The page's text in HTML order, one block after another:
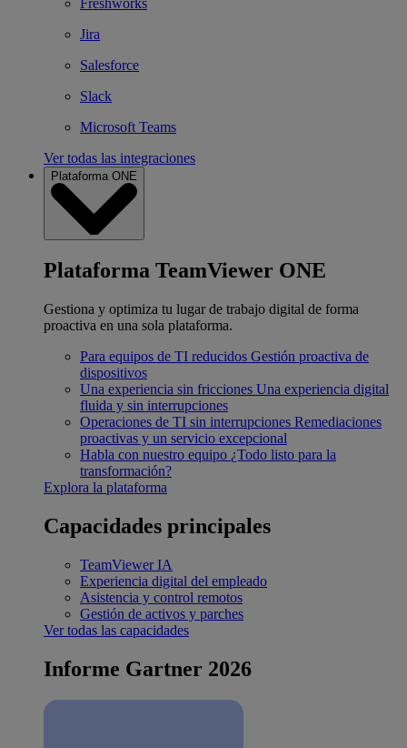
Freshworks
Jira
Salesforce
Slack
Microsoft Teams
Ver todas las integraciones
Plataforma ONE
Plataforma TeamViewer ONE
Gestiona y optimiza tu lugar de trabajo digital de forma
proactiva en una sola plataforma.
Para equipos de TI reducidos Gestión proactiva de
dispositivos
Una experiencia sin fricciones Una experiencia digital
fluida y sin interrupciones
Operaciones de TI sin interrupciones Remediaciones
proactivas y un servicio excepcional
Habla con nuestro equipo ¿Todo listo para la
transformación?
Explora la plataforma
Capacidades principales
TeamViewer IA
Experiencia digital del empleado
Asistencia y control remotos
Gestión de activos y parches
Ver todas las capacidades
Informe Gartner 2026